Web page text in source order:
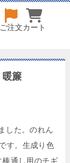
ご注文カート
簾
した。のれん
す。生成り色
通し用のチギ